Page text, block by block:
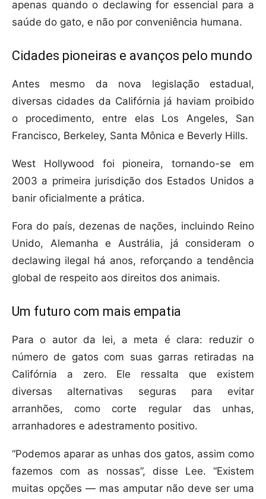
apenas quando o declawing for essencial para a
saúde do gato, e não por conveniência humana.
Cidades pioneiras e avanços pelo mundo
Antes mesmo da nova legislação estadual,
diversas cidades da Califórnia já haviam proibido
o procedimento, entre elas Los Angeles, San
Francisco, Berkeley, Santa Mônica e Beverly Hills.
West Hollywood foi pioneira, tornando-se em
2003 a primeira jurisdição dos Estados Unidos a
banir oficialmente a prática.
Fora do país, dezenas de nações, incluindo Reino
Unido, Alemanha e Austrália, já consideram o
declawing ilegal há anos, reforçando a tendência
global de respeito aos direitos dos animais.
Um futuro com mais empatia
Para o autor da lei, a meta é clara: reduzir o
número de gatos com suas garras retiradas na
Califórnia a zero. Ele ressalta que existem
diversas alternativas seguras para evitar
arranhões, como corte regular das unhas,
arranhadores e adestramento positivo.
“Podemos aparar as unhas dos gatos, assim como
fazemos com as nossas”, disse Lee. “Existem
muitas opções — mas amputar não deve ser uma